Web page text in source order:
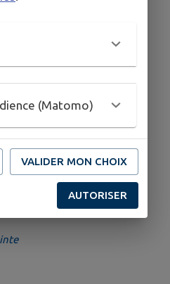
remplir un formulaire
frontalier n'a aucune
(Matomo)
VALIDER MON CHOIX
AUTORISER